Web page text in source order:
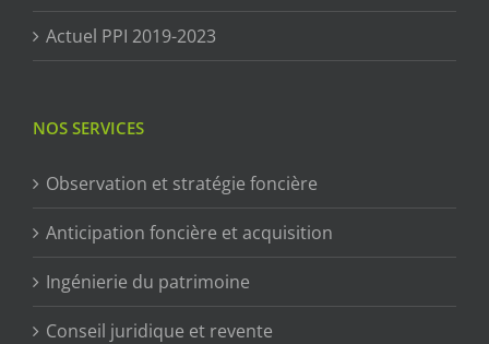
Actuel PPI 2019-2023
NOS SERVICES
Observation et stratégie foncière
Anticipation foncière et acquisition
Ingénierie du patrimoine
Conseil juridique et revente